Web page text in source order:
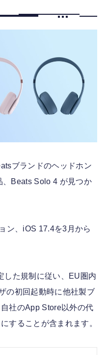
ブランドのヘッドホン
、Beats Solo 4 が見つか
ン、iOS 17.4を3月から
した規制に従い、EU圏内
の初回起動時に他社製ブ
社のApp Store以外の代
することが含まれます。